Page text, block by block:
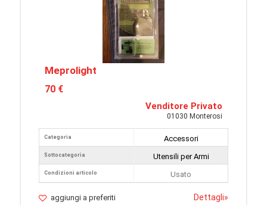
Meprolight
70 €
Venditore Privato
01030 Monterosi
Categoria
Sottocategoria
Condizioni articolo
Accessori
Utensili per Armi
Usato
aggiungi a preferiti Dettagli»